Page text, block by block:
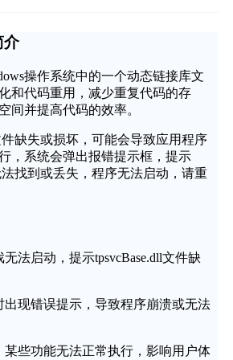
介
操作系统中的一个动态链接库文
和代码重用，减少重复代码的存
间并提高代码的效率。
件缺失或损坏，可能会导致应用程序
，系统会弹出报错提示框，提示
法找到或丢失，程序无法启动，请重
法启动，提示tpsvcBase.dll文件缺
出现错误提示，导致程序崩溃或无法
某些功能无法正常执行，影响用户体